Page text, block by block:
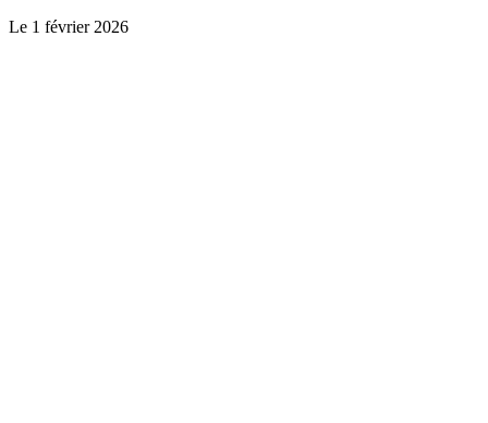
Le 1 février 2026